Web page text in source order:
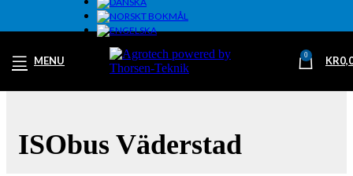
MENU 0 KR
ISObus Väderstad